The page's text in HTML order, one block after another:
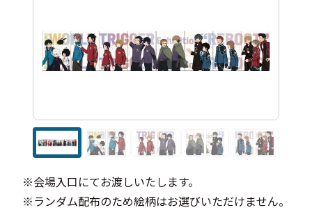
※会場入口にてお渡しいたします。
※ランダム配布のため絵柄はお選びいただけません。